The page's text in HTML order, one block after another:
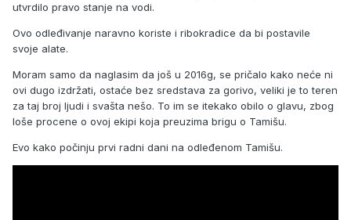
utvrdilo pravo stanje na vodi.
Ovo odleđivanje naravno koriste i ribokradice da bi postavile
svoje alate.
Moram samo da naglasim da još u 2016g, se pričalo kako neće ni
ovi dugo izdržati, ostaće bez sredstava za gorivo, veliki je to teren
za taj broj ljudi i svašta nešo. To im se itekako obilo o glavu, zbog
loše procene o ovoj ekipi koja preuzima brigu o Tamišu.
Evo kako počinju prvi radni dani na odleđenom Tamišu.